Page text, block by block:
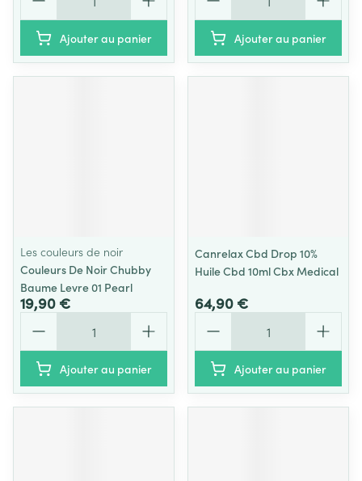
Ajouter au panier Ajouter au panier
Les couleurs de noir
Couleurs De Noir Chubby
Baume Levre 01 Pearl
19,90 €
Ajouter au panier
Canrelax Cbd Drop 10%
Huile Cbd 10ml Cbx Medical
64,90 €
Ajouter au panier